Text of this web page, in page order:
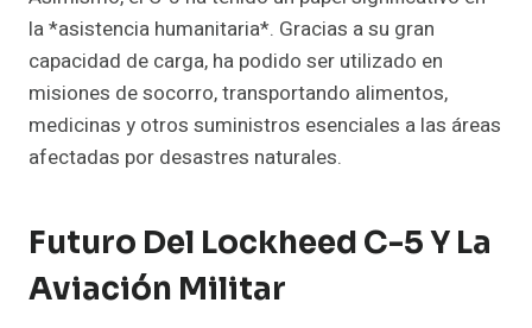
la *asistencia humanitaria*. Gracias a su gran
capacidad de carga, ha podido ser utilizado en
misiones de socorro, transportando alimentos,
medicinas y otros suministros esenciales a las áreas
afectadas por desastres naturales.
Futuro Del Lockheed C-5 Y La
Aviación Militar